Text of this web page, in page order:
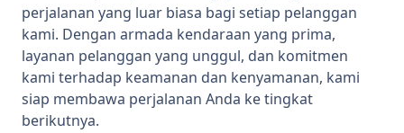
perjalanan yang luar biasa bagi setiap pelanggan
kami. Dengan armada kendaraan yang prima,
layanan pelanggan yang unggul, dan komitmen
kami terhadap keamanan dan kenyamanan, kami
siap membawa perjalanan Anda ke tingkat
berikutnya.